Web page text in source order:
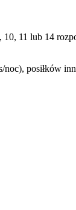
11 lub 14
posiłków